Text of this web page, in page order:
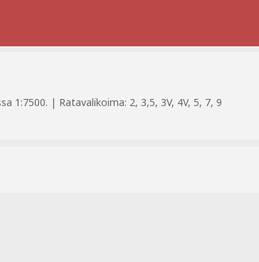
1:7500. | Ratavalikoima: 2, 3,5, 3V, 4V, 5, 7, 9